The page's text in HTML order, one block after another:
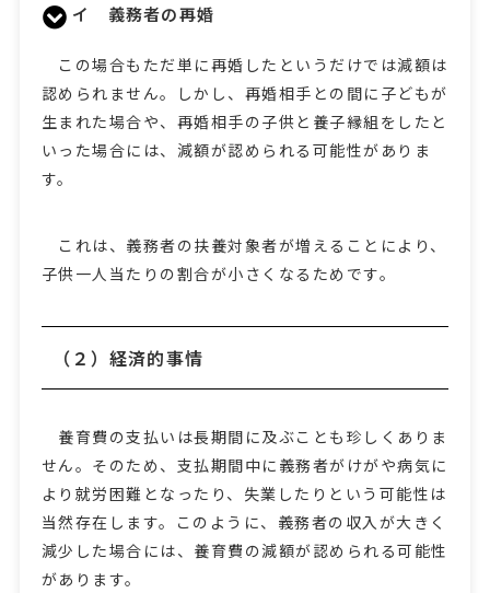
イ 義務者の再婚
この場合もただ単に再婚したというだけでは減額は
認められません。しかし、再婚相手との間に子どもが
生まれた場合や、再婚相手の子供と養子縁組をしたと
いった場合には、減額が認められる可能性がありま
す。
これは、義務者の扶養対象者が増えることにより、
子供一人当たりの割合が小さくなるためです。
（２）経済的事情
養育費の支払いは長期間に及ぶことも珍しくありま
せん。そのため、支払期間中に義務者がけがや病気に
より就労困難となったり、失業したりという可能性は
当然存在します。このように、義務者の収入が大きく
減少した場合には、養育費の減額が認められる可能性
があります。